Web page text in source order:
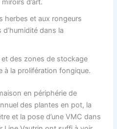
d’art.
herbes et aux rongeurs
dans la
et des zones de stockage
à la prolifération fongique.
en périphérie de
des plantes en pot, la
et la pose d’une VMC dans